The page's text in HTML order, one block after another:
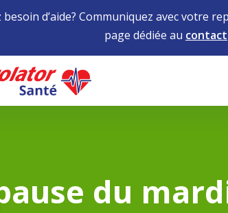
besoin d’aide? Communiquez avec votre
page dédiée au contact
du